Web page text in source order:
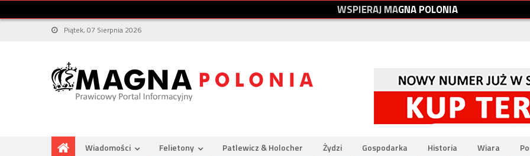
WSPIERAJMAGNAPOLONIA
Piątek, 07 Sierpnia 2026
Wiadomości Felietony Patlewicz & Holocher Żydzi Gospodarka Historia Wiara